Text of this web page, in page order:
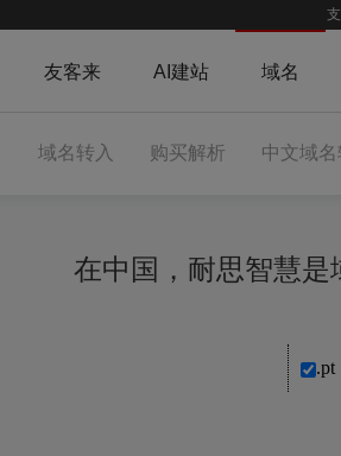
友客来 AI建站 域名
域名转入 购买解析 中文域名
在中国，耐思智慧
.pt